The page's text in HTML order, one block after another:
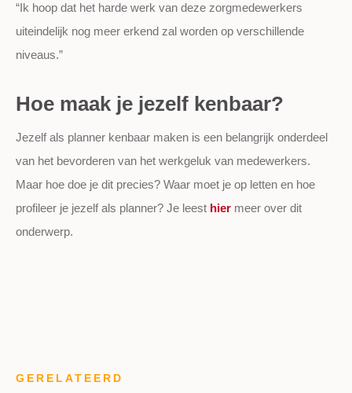
“Ik hoop dat het harde werk van deze zorgmedewerkers
uiteindelijk nog meer erkend zal worden op verschillende
niveaus.”
Hoe maak je jezelf kenbaar?
Jezelf als planner kenbaar maken is een belangrijk onderdeel
van het bevorderen van het werkgeluk van medewerkers.
Maar hoe doe je dit precies? Waar moet je op letten en hoe
profileer je jezelf als planner? Je leest hier meer over dit
onderwerp.
GERELATEERD